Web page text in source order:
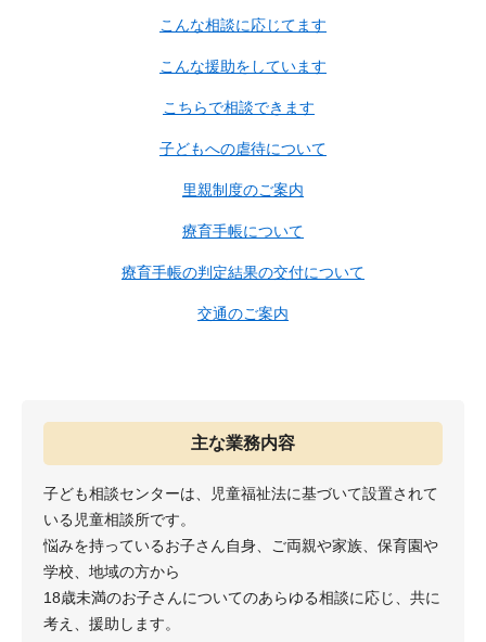
こんな相談に応じてます
こんな援助をしています
こちらで相談できます
子どもへの虐待について
里親制度のご案内
療育手帳について
療育手帳の判定結果の交付について
交通のご案内
主な業務内容
子ども相談センターは、児童福祉法に基づいて設置されて
いる児童相談所です。
悩みを持っているお子さん自身、ご両親や家族、保育園や
学校、地域の方から
18歳未満のお子さんについてのあらゆる相談に応じ、共に
考え、援助します。